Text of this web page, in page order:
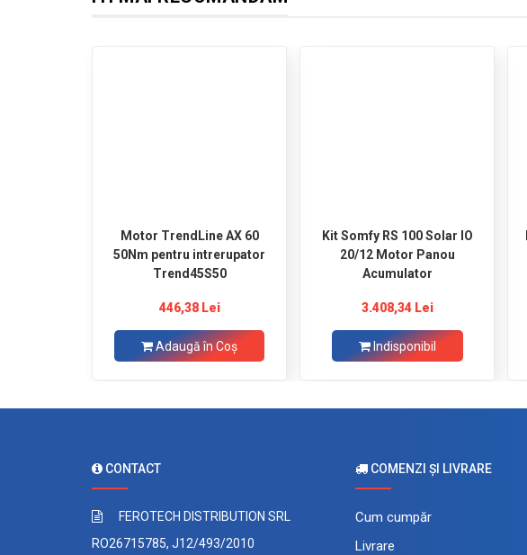
Motor TrendLine AX 60
50Nm pentru intrerupator
Trend45S50
446,38 Lei
Adaugă în Coş
Kit Somfy RS 100 Solar IO
20/12 Motor Panou
Acumulator
3.408,34 Lei
Indisponibil
CONTACT
FEROTECH DISTRIBUTION SRL
RO26715785, J12/493/2010
COMENZI ŞI LIVRARE
Cum cumpăr
Livrare